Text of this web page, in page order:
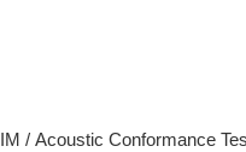
/ Acoustic Conformance